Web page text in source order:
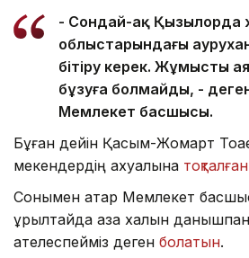
- Сондай-ақ Қызылорда
облыстарындағы
бітіру керек. Жұмысты
бұзуға болмайды, -
Мемлекет басшысы.
Бұған дейін Қасым-Жомарт
мекендердің ахуалына тоқталған
Сонымен қатар Мемлекет
құрылтайда қазақ халқын
қателеспейміз деген болатын.